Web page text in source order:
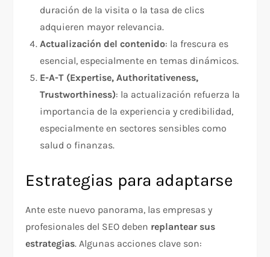
duración de la visita o la tasa de clics
adquieren mayor relevancia.
Actualización del contenido: la frescura es
esencial, especialmente en temas dinámicos.
E-A-T (Expertise, Authoritativeness,
Trustworthiness): la actualización refuerza la
importancia de la experiencia y credibilidad,
especialmente en sectores sensibles como
salud o finanzas.
Estrategias para adaptarse
Ante este nuevo panorama, las empresas y
profesionales del SEO deben replantear sus
estrategias. Algunas acciones clave son: